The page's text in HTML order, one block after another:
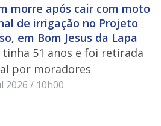
morre após cair com moto
de irrigação no Projeto
em Bom Jesus da Lapa
51 anos e foi retirada
por moradores
2026 / 10h00